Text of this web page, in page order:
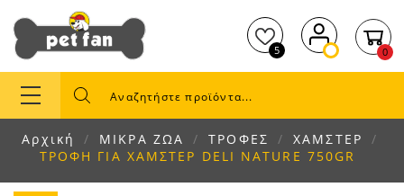
5 0
Αρχική ΜΙΚΡΑ ΖΩΑ ΤΡΟΦΕΣ
ΧΑΜΣΤΕΡ
ΤΡΟΦΗ ΓΙΑ ΧΑΜΣΤΕΡ DELI NATURE 750GR